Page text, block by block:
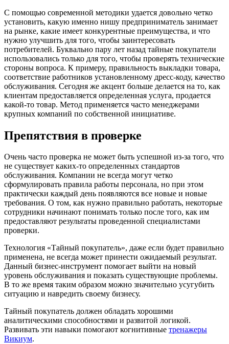
С помощью современной методики удается довольно четко
установить, какую именно нишу предприниматель занимает
на рынке, какие имеет конкурентные преимущества, и что
нужно улучшить для того, чтобы заинтересовать
потребителей. Буквально пару лет назад тайные покупатели
использовались только для того, чтобы проверять технические
стороны вопроса. К примеру, правильность выкладки товара,
соответствие работников установленному дресс-коду, качество
обслуживания. Сегодня же акцент больше делается на то, как
клиентам предоставляется определенная услуга, продается
какой-то товар. Метод применяется часто менеджерами
крупных компаний по собственной инициативе.
Препятствия в проверке
Очень часто проверка не может быть успешной из-за того, что
не существует каких-то определенных стандартов
обслуживания. Компании не всегда могут четко
сформулировать правила работы персонала, но при этом
практически каждый день появляются все новые и новые
требования. О том, как нужно правильно работать, некоторые
сотрудники начинают понимать только после того, как им
предоставляют результаты проведенной специалистами
проверки.
Технология «Тайный покупатель», даже если будет правильно
применена, не всегда может принести ожидаемый результат.
Данный бизнес-инструмент помогает выйти на новый
уровень обслуживания и показать существующие проблемы.
В то же время таким образом можно значительно усугубить
ситуацию и навредить своему бизнесу.
Тайный покупатель должен обладать хорошими
аналитическими способностями и развитой логикой.
Развивать эти навыки помогают когнитивные тренажеры
Викиум.